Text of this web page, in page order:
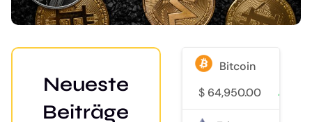
Neueste
Beiträge
Bitcoin
$ 64,950.00